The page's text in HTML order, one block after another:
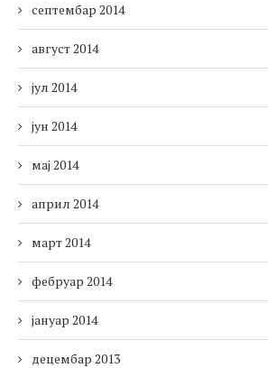
септембар 2014
август 2014
јул 2014
јун 2014
мај 2014
април 2014
март 2014
фебруар 2014
јануар 2014
децембар 2013